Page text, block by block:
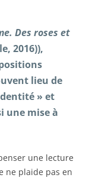
Des roses et
2016)),
lieu de
» et
une mise à
une lecture
ne plaide pas en